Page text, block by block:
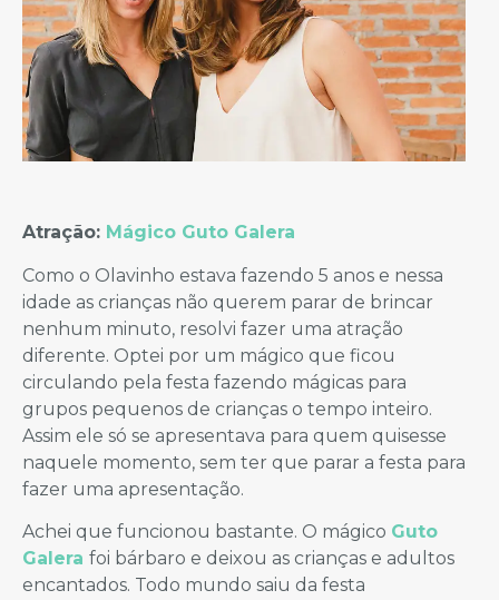
Atração: Mágico Guto Galera
Como o Olavinho estava fazendo 5 anos e nessa
idade as crianças não querem parar de brincar
nenhum minuto, resolvi fazer uma atração
diferente. Optei por um mágico que ficou
circulando pela festa fazendo mágicas para
grupos pequenos de crianças o tempo inteiro.
Assim ele só se apresentava para quem quisesse
naquele momento, sem ter que parar a festa para
fazer uma apresentação.
Achei que funcionou bastante. O mágico Guto
Galera foi bárbaro e deixou as crianças e adultos
encantados. Todo mundo saiu da festa